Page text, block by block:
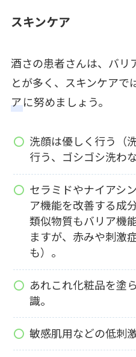
スキンケア
酒さの患者さんは、バリ
とが多く、スキンケアで
アに努めましょう。
洗顔は優しく行う（
行う、ゴシゴシ洗わ
セラミドやナイアシ
ア機能を改善する成
類似物質もバリア機
ますが、赤みや刺激
も）。
あれこれ化粧品を塗
識。
敏感肌用などの低刺